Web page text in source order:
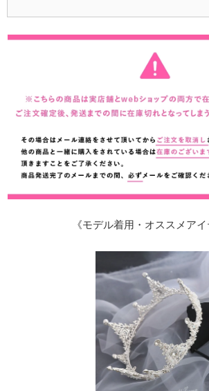
《モデル着用・オススメアイ